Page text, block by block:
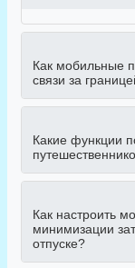
Как мобильные
связи за
Какие функции
Как настроить
минимизации
отпуске?